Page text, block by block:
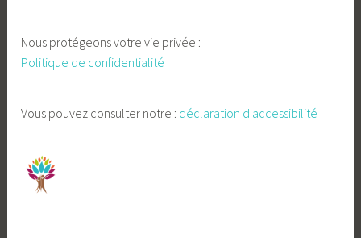
Nous protégeons votre vie privée :
Politique de confidentialité
Vous pouvez consulter notre : déclaration d'accessibilité